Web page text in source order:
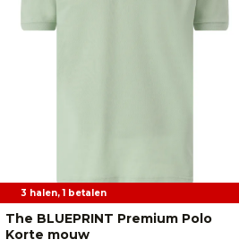
3 halen, 1 betalen
The BLUEPRINT Premium Polo
Korte mouw